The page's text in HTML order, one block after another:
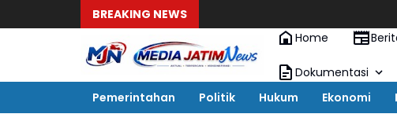
BREAKING NEWS
Home
Dokumentasi
Pemerintahan
Politik Hukum Ekonomi